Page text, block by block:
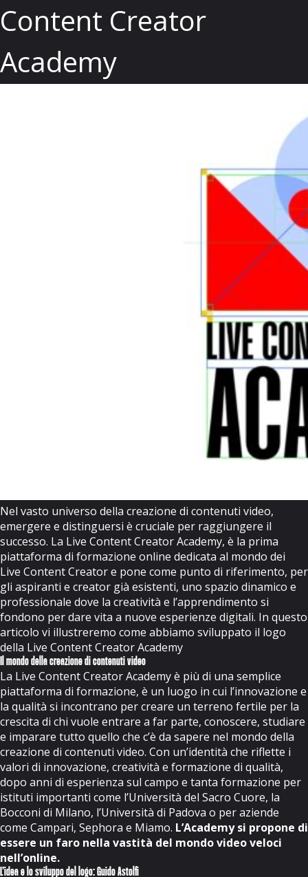
Content Creator
Academy
Nel vasto universo della creazione di contenuti video,
emergere e distinguersi è cruciale per raggiungere il
successo. La Live Content Creator Academy, è la prima
piattaforma di formazione online dedicata al mondo dei
Live Content Creator e pone come punto di riferimento, per
gli aspiranti e creator già esistenti, uno spazio dinamico e
professionale dove la creatività e l’apprendimento si
fondono per dare vita a nuove esperienze digitali. In questo
articolo vi illustreremo come abbiamo sviluppato il logo
della Live Content Creator Academy
Il mondo della creazione di contenuti video
La Live Content Creator Academy è più di una semplice
piattaforma di formazione, è un luogo in cui l’innovazione e
la qualità si incontrano per creare un terreno fertile per la
crescita di chi vuole entrare a far parte, conoscere, studiare
e imparare tutto quello che c’è da sapere nel mondo della
creazione di contenuti video. Con un’identità che riflette i
valori di innovazione, creatività e formazione di qualità,
dopo anni di esperienza sul campo e tanta formazione per
istituti importanti come l’Università del Sacro Cuore, la
Bocconi di Milano, l’Università di Padova o per aziende
come Campari, Sephora e Miamo. L’Academy si propone di
essere un faro nella vastità del mondo video veloci
nell’online.
L’idea e lo sviluppo del logo: Guido Astolfi